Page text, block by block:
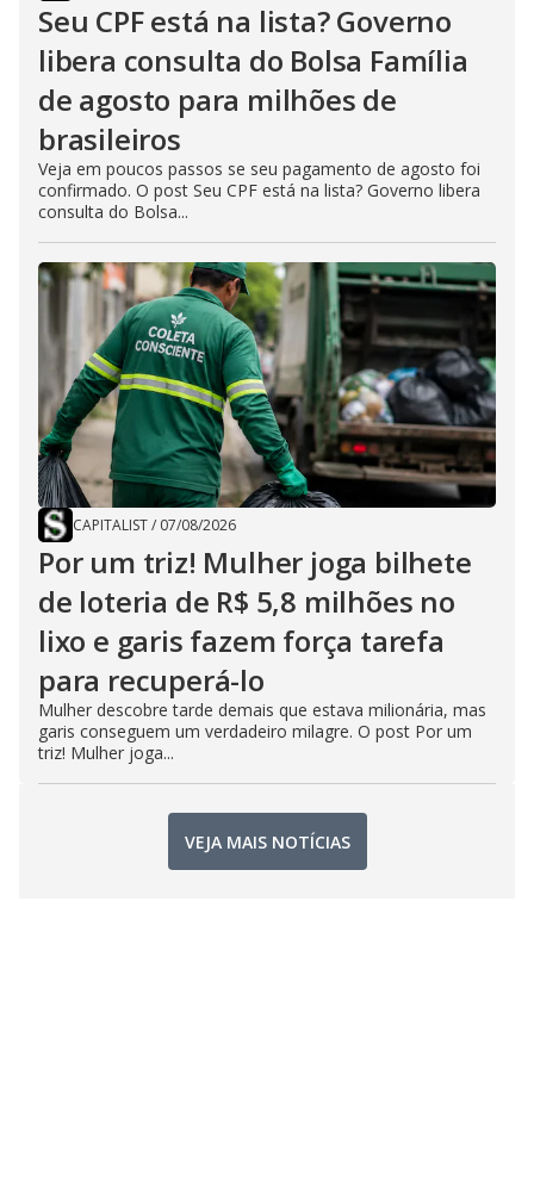
Seu CPF está na lista? Governo
libera consulta do Bolsa Família
de agosto para milhões de
brasileiros
Veja em poucos passos se seu pagamento de agosto foi
confirmado. O post Seu CPF está na lista? Governo libera
consulta do Bolsa...
CAPITALIST/ 07/08/2026
Por um triz! Mulher joga bilhete
de loteria de R$ 5,8 milhões no
lixo e garis fazem força tarefa
para recuperá-lo
Mulher descobre tarde demais que estava milionária, mas
garis conseguem um verdadeiro milagre. O post Por um
triz! Mulher joga...
VEJA MAIS NOTÍCIAS